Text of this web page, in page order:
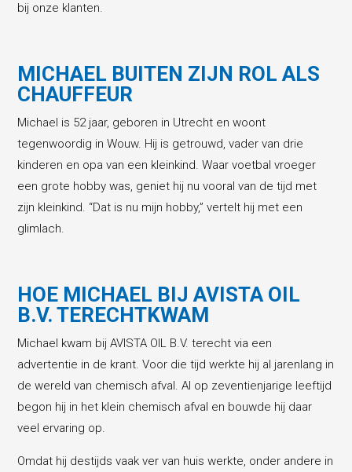
bij onze klanten.
MICHAEL BUITEN ZIJN ROL ALS
CHAUFFEUR
Michael is 52 jaar, geboren in Utrecht en woont
tegenwoordig in Wouw. Hij is getrouwd, vader van drie
kinderen en opa van een kleinkind. Waar voetbal vroeger
een grote hobby was, geniet hij nu vooral van de tijd met
zijn kleinkind. “Dat is nu mijn hobby,” vertelt hij met een
glimlach.
HOE MICHAEL BIJ AVISTA OIL
B.V. TERECHTKWAM
Michael kwam bij AVISTA OIL B.V. terecht via een
advertentie in de krant. Voor die tijd werkte hij al jarenlang in
de wereld van chemisch afval. Al op zeventienjarige leeftijd
begon hij in het klein chemisch afval en bouwde hij daar
veel ervaring op.
Omdat hij destijds vaak ver van huis werkte, onder andere in